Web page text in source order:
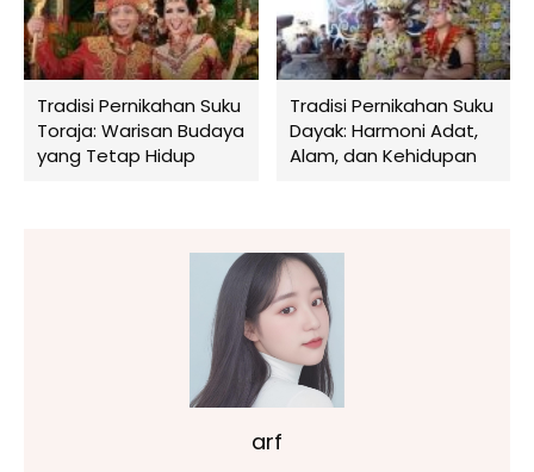
Tradisi Pernikahan Suku
Toraja: Warisan Budaya
yang Tetap Hidup
Tradisi Pernikahan Suku
Dayak: Harmoni Adat,
Alam, dan Kehidupan
arf